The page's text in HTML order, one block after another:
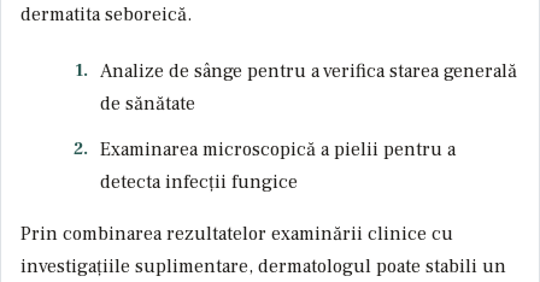
dermatita seboreică.
Analize de sânge pentru a verifica starea generală
de sănătate
Examinarea microscopică a pielii pentru a
detecta infecții fungice
Prin combinarea rezultatelor examinării clinice cu
investigațiile suplimentare, dermatologul poate stabili un